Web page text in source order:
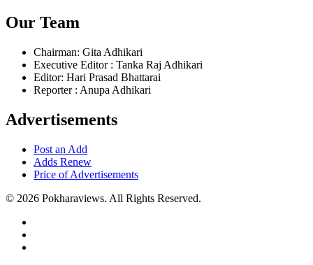
Our Team
Chairman: Gita Adhikari
Executive Editor : Tanka Raj Adhikari
Editor: Hari Prasad Bhattarai
Reporter : Anupa Adhikari
Advertisements
Post an Add
Adds Renew
Price of Advertisements
© 2026 Pokharaviews. All Rights Reserved.